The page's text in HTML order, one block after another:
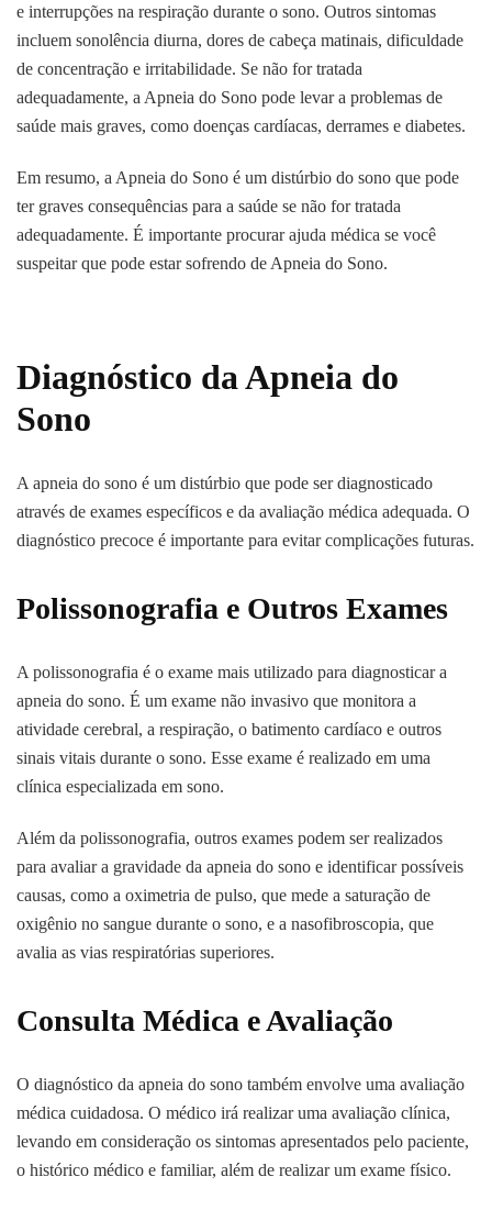
e interrupções na respiração durante o sono. Outros sintomas
incluem sonolência diurna, dores de cabeça matinais, dificuldade
de concentração e irritabilidade. Se não for tratada
adequadamente, a Apneia do Sono pode levar a problemas de
saúde mais graves, como doenças cardíacas, derrames e diabetes.
Em resumo, a Apneia do Sono é um distúrbio do sono que pode
ter graves consequências para a saúde se não for tratada
adequadamente. É importante procurar ajuda médica se você
suspeitar que pode estar sofrendo de Apneia do Sono.
Diagnóstico da Apneia do
Sono
A apneia do sono é um distúrbio que pode ser diagnosticado
através de exames específicos e da avaliação médica adequada. O
diagnóstico precoce é importante para evitar complicações futuras.
Polissonografia e Outros Exames
A polissonografia é o exame mais utilizado para diagnosticar a
apneia do sono. É um exame não invasivo que monitora a
atividade cerebral, a respiração, o batimento cardíaco e outros
sinais vitais durante o sono. Esse exame é realizado em uma
clínica especializada em sono.
Além da polissonografia, outros exames podem ser realizados
para avaliar a gravidade da apneia do sono e identificar possíveis
causas, como a oximetria de pulso, que mede a saturação de
oxigênio no sangue durante o sono, e a nasofibroscopia, que
avalia as vias respiratórias superiores.
Consulta Médica e Avaliação
O diagnóstico da apneia do sono também envolve uma avaliação
médica cuidadosa. O médico irá realizar uma avaliação clínica,
levando em consideração os sintomas apresentados pelo paciente,
o histórico médico e familiar, além de realizar um exame físico.